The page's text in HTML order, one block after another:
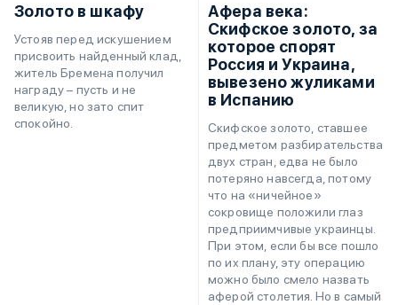
Золото в шкафу
Устояв перед искушением
присвоить найденный клад,
житель Бремена получил
награду – пусть и не
великую, но зато спит
спокойно.
Афера века:
Скифское золото, за
которое спорят
Россия и Украина,
вывезено жуликами
в Испанию
Скифское золото, ставшее
предметом разбирательства
двух стран, едва не было
потеряно навсегда, потому
что на «ничейное»
сокровище положили глаз
предприимчивые украинцы.
При этом, если бы все пошло
по их плану, эту операцию
можно было смело назвать
аферой столетия. Но в самый